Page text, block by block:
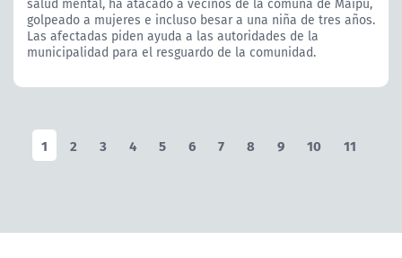
golpeado a mujeres e incluso besar a una niña de tres años.
Las afectadas piden ayuda a las autoridades de la
municipalidad para el resguardo de la comunidad.
1 2 3 4 5 6 7 8 9 10 11